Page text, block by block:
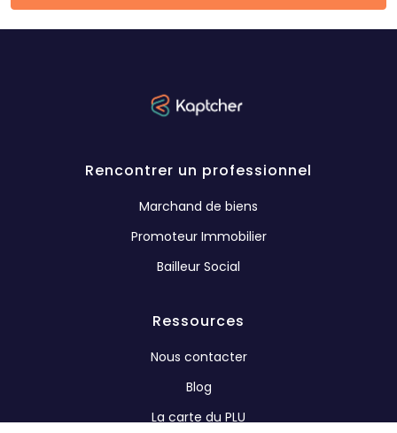
Rencontrer un professionnel
Marchand de biens
Promoteur Immobilier
Bailleur Social
Ressources
Nous contacter
Blog
La carte du PLU